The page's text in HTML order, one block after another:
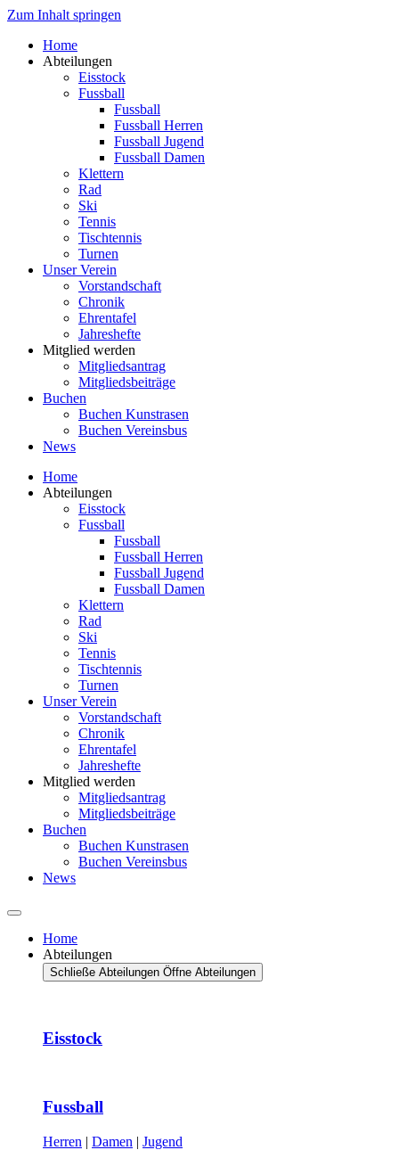
Zum Inhalt springen
Home
Abteilungen
Eisstock
Fussball
Fussball
Fussball Herren
Fussball Jugend
Fussball Damen
Klettern
Rad
Ski
Tennis
Tischtennis
Turnen
Unser Verein
Vorstandschaft
Chronik
Ehrentafel
Jahreshefte
Mitglied werden
Mitgliedsantrag
Mitgliedsbeiträge
Buchen
Buchen Kunstrasen
Buchen Vereinsbus
News
Home
Abteilungen
Eisstock
Fussball
Fussball
Fussball Herren
Fussball Jugend
Fussball Damen
Klettern
Rad
Ski
Tennis
Tischtennis
Turnen
Unser Verein
Vorstandschaft
Chronik
Ehrentafel
Jahreshefte
Mitglied werden
Mitgliedsantrag
Mitgliedsbeiträge
Buchen
Buchen Kunstrasen
Buchen Vereinsbus
News
Home
Abteilungen
Schließe Abteilungen Öffne Abteilungen
Eisstock
Fussball
Herren | Damen | Jugend